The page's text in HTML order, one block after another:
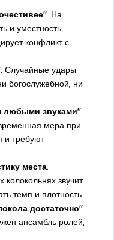
. На
и уместность;
конфликт с
. Случайные удары
богослужебной, ни
любыми звуками".
мера при
и требуют
места.
звучит
темп и плотность.
достаточно".
ансамбль ролей,